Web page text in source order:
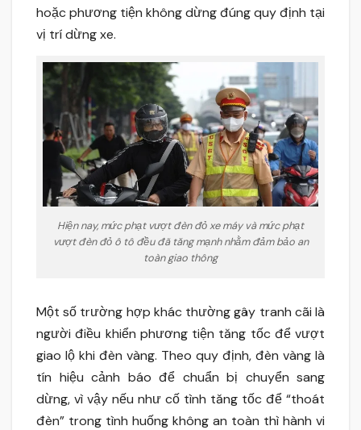
hoặc phương tiện không dừng đúng quy định tại
vị trí dừng xe.
Hiện nay, mức phạt vượt đèn đỏ xe máy và mức phạt
vượt đèn đỏ ô tô đều đã tăng mạnh nhằm đảm bảo an
toàn giao thông
Một số trường hợp khác thường gây tranh cãi là
người điều khiển phương tiện tăng tốc để vượt
giao lộ khi đèn vàng. Theo quy định, đèn vàng là
tín hiệu cảnh báo để chuẩn bị chuyển sang
dừng, vì vậy nếu như cố tình tăng tốc để “thoát
đèn” trong tình huống không an toàn thì hành vi